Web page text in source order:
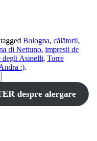
Bologna, călătorii,
di Nettuno, impresii de
degli Asinelli, Torre
:).
despre alergare